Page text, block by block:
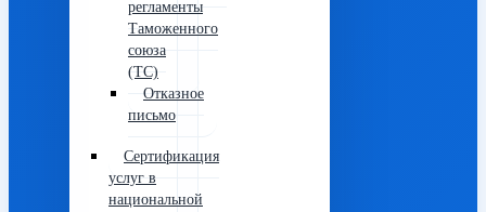
регламенты
Таможенного
союза
(ТС)
Отказное
письмо
Сертификация
услуг в
национальной